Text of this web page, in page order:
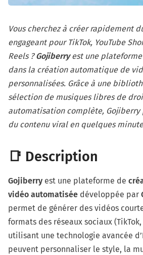
Vous cherchez à créer rapidement
engageant pour TikTok, YouTube
Reels ?Gojiberryest une plateforme
dans la création automatique de
personnalisées. Grâce à une
sélection de musiques libres de
automatisation complète,
du contenu viral en quelques
📑 Description
Gojiberry est une plateforme de
vidéo automatisée développée par
permet de générer des vidéos
formats des réseaux sociaux
utilisant une technologie avancée
peuvent personnaliser le style, la